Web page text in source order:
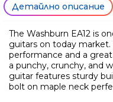
Детайлно описание
The Washburn EA12 is
guitars on today market.
performance and a
a punchy, crunchy, and
guitar features sturdy
bolt on maple neck